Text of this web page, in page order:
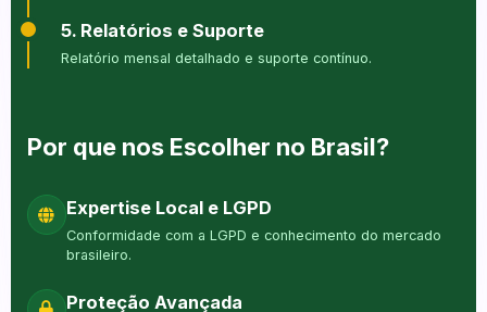
5. Relatórios e Suporte
Relatório mensal detalhado e suporte contínuo.
Por que nos Escolher no Brasil?
Expertise Local e LGPD
Conformidade com a LGPD e conhecimento do mercado
brasileiro.
Proteção Avançada